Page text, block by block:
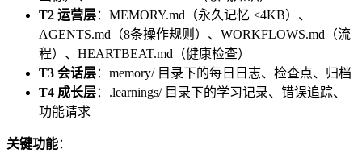
T2 运营层：MEMORY.md（永久记忆 <4KB）、
AGENTS.md（8条操作规则）、WORKFLOWS.md（流
程）、HEARTBEAT.md（健康检查）
T3 会话层：memory/ 目录下的每日日志、检查点、归档
T4 成长层：.learnings/ 目录下的学习记录、错误追踪、
功能请求
关键功能：